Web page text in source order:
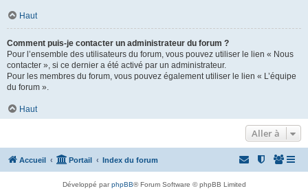
Haut
Comment puis-je contacter un administrateur du forum ?
Pour l’ensemble des utilisateurs du forum, vous pouvez utiliser le lien « Nous
contacter », si ce dernier a été activé par un administrateur.
Pour les membres du forum, vous pouvez également utiliser le lien « L’équipe
du forum ».
Haut
Aller à
Accueil Portail Index du forum
Développé parphpBB® Forum Software © phpBB Limited